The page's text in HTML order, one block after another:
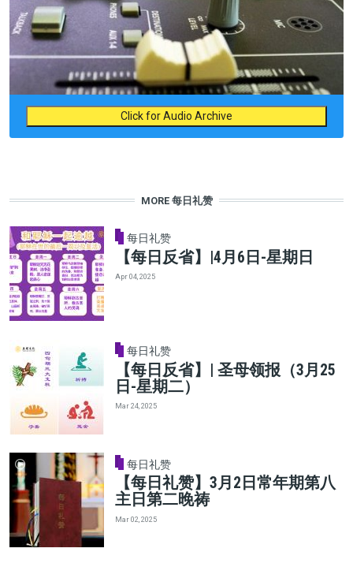
Click for Audio Archive
MORE 每日礼赞
每日礼赞
【每日反省】|4月6日-星期日
Apr 04, 2025
每日礼赞
【每日反省】| 圣母领报（3月25
日-星期二）
Mar 24, 2025
每日礼赞
【每日礼赞】3月2日常年期第八
主日第二晚祷
Mar 02, 2025